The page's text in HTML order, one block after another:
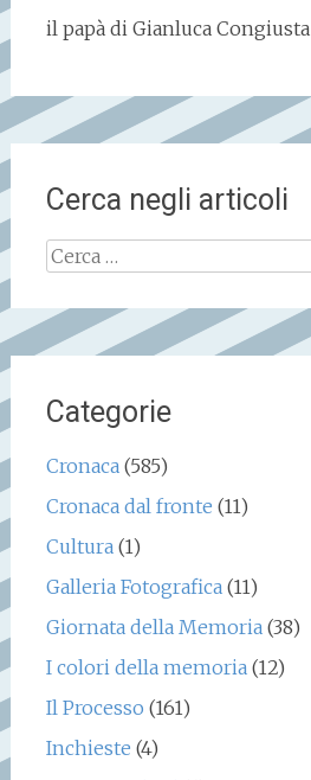
il papà di Gianluca Congiusta
Cerca negli articoli
Ricerca
Categorie
Cronaca(585)
Cronaca dal fronte (11)
Cultura(1)
Galleria Fotografica(11)
Giornata della Memoria(38)
I colori della memoria(12)
Il Processo (161)
Inchieste (4)